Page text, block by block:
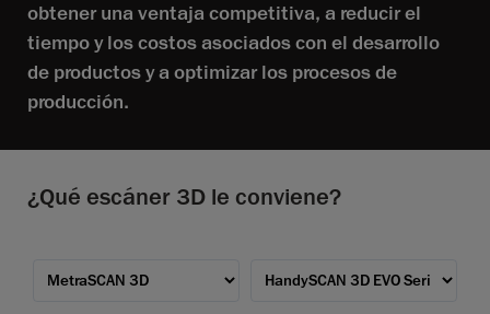
obtener una ventaja competitiva, a reducir el
tiempo y los costos asociados con el desarrollo
de productos y a optimizar los procesos de
producción.
¿Qué escáner 3D le conviene?